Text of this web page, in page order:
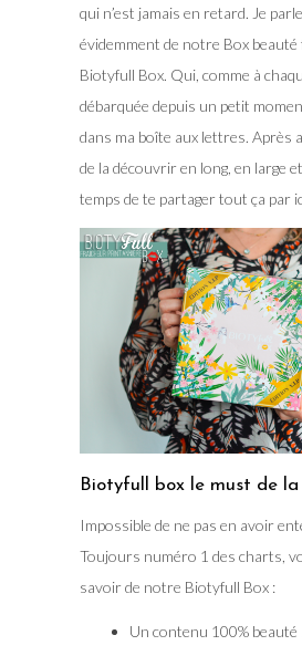
qui n’est jamais en retard. Je
évidemment de notre Box beauté
Biotyfull Box. Qui, comme à
débarquée depuis un petit
dans ma boîte aux lettres. Après
de la découvrir en long, en large
temps de te partager tout ça par
Biotyfull box le must de
Impossible de ne pas en avoir
Toujours numéro 1 des charts,
savoir de notre Biotyfull Box :
Un contenu 100% beauté